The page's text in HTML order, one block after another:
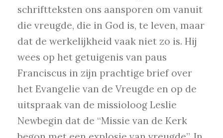
schriftteksten ons aansporen om vanuit
die vreugde, die in God is, te leven, maar
dat de werkelijkheid vaak niet zo is. Hij
wees op het getuigenis van paus
Franciscus in zijn prachtige brief over
het Evangelie van de Vreugde en op de
uitspraak van de missioloog Leslie
Newbegin dat de “Missie van de Kerk